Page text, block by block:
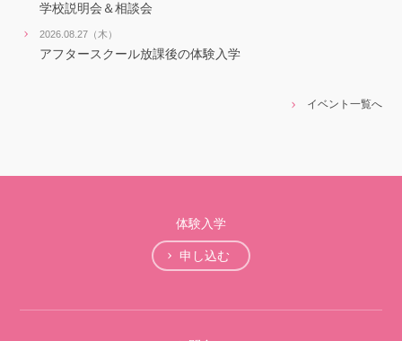
学校説明会＆相談会
2026.08.27（木）
アフタースクール放課後の体験入学
イベント一覧へ
体験入学
申し込む